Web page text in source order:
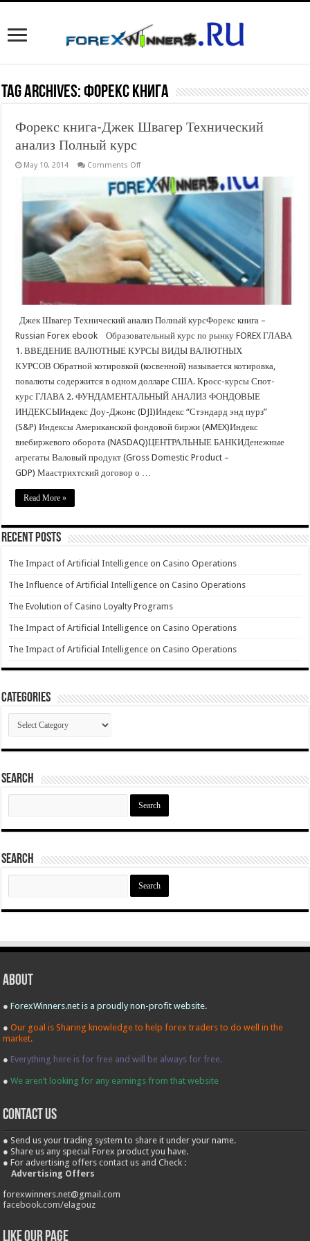
Tag Archives:Форекс книга
Форекс книга-Джек Швагер Технический
анализ Полный курс
May 10, 2014 Comments Offon
книга-
Джек
Технический
анализ
Полный
курс
Джек Швагер Технический анализ Полный курсФорекс книга –
Russian Forex ebook Образовательный курс по рынку FOREX ГЛАВА
1. ВВЕДЕНИЕ ВАЛЮТНЫЕ КУРСЫ ВИДЫ ВАЛЮТНЫХ
КУРСОВ Обратной котировкой (косвенной) называется котировка,
повалюты содержится в одном долларе США. Кросс-курсы Спот-
курс ГЛАВА 2. ФУНДАМЕНТАЛЬНЫЙ АНАЛИЗ ФОНДОВЫЕ
ИНДЕКСЫИндекс Доу-Джонс (DJI)Индекс “Стэндард энд пурз”
(S&P) Индексы Американской фондовой биржи (AMEX)Индекс
внебиржевого оборота (NASDAQ)ЦЕНТРАЛЬНЫЕ БАНКИДенежные
агрегаты Валовый продукт (Gross Domestic Product –
GDP) Маастрихтский договор о …
Read More »
Recent Posts
The Impact of Artificial Intelligence on Casino Operations
The Influence of Artificial Intelligence on Casino Operations
The Evolution of Casino Loyalty Programs
The Impact of Artificial Intelligence on Casino Operations
The Impact of Artificial Intelligence on Casino Operations
Categories
Categories
Search
Search
Search
Search
About
●ForexWinners.net is a proudly non-profit website.
●Our goal is Sharing knowledge to help forex traders to do well in the
market.
● Everything here is for free and will be always for free.
●We aren’t looking for any earnings from that website
contact us
● Send us your trading system to share it under your name.
● Share us any special Forex product you have.
● For advertising offers contact us and Check :
Advertising Offers
forexwinners.net@gmail.com
facebook.com/elagouz
Like our Page